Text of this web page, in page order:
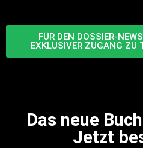
FÜR DEN DOSSIER-
EXKLUSIVER ZUGANG ZU
Das neue
Jetzt